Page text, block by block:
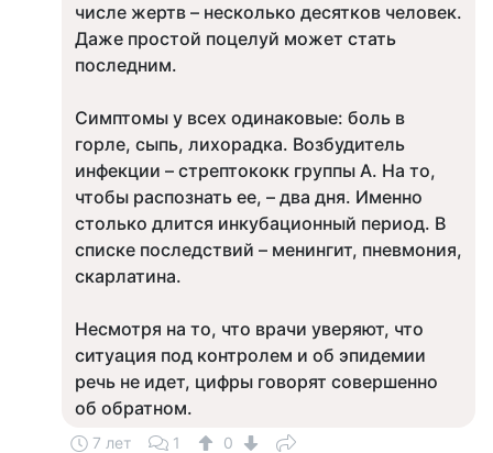
числе жертв – несколько десятков человек.
Даже простой поцелуй может стать
последним.
Симптомы у всех одинаковые: боль в
горле, сыпь, лихорадка. Возбудитель
инфекции – стрептококк группы А. На то,
чтобы распознать ее, – два дня. Именно
столько длится инкубационный период. В
списке последствий – менингит, пневмония,
скарлатина.
Несмотря на то, что врачи уверяют, что
ситуация под контролем и об эпидемии
речь не идет, цифры говорят совершенно
об обратном.
7 лет 1 0